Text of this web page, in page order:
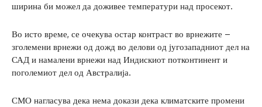
ширина би можел да доживее температури над просекот.
Во исто време, се очекува остар контраст во врнежите –
зголемени врнежи од дожд во делови од југозападниот дел на
САД и намалени врнежи над Индискиот потконтинент и
поголемиот дел од Австралија.
СМО нагласува дека нема докази дека климатските промени